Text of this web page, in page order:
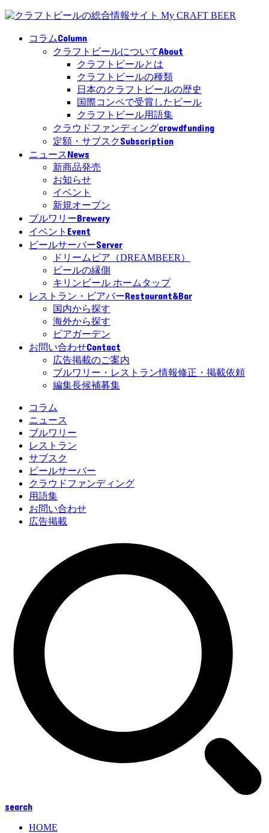
コラムColumn
クラフトビールについてAbout
クラフトビールとは
クラフトビールの種類
日本のクラフトビールの歴史
国際コンペで受賞したビール
クラフトビール用語集
クラウドファンディングcrowdfunding
定額・サブスクSubscription
ニュースNews
新商品発売
お知らせ
イベント
新規オープン
ブルワリーBrewery
イベント Event
ビールサーバーServer
ドリームビア（DREAMBEER）
ビールの縁側
キリンビール ホームタップ
レストラン・ビアバーRestaurant&Bar
国内から探す
海外から探す
ビアガーデン
お問い合わせContact
広告掲載のご案内
ブルワリー・レストラン情報修正・掲載依頼
編集長候補募集
コラム
ニュース
ブルワリー
レストラン
サブスク
ビールサーバー
クラウドファンディング
用語集
お問い合わせ
広告掲載
search
HOME